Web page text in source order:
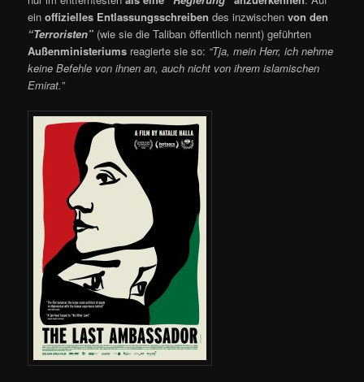
einoffizielles Entlassungsschreiben des inzwischen von den
“Terroristen” (wie sie die Taliban öffentlich nennt) geführten
Außenministeriums reagierte sie so: “Tja, mein Herr, ich nehme
keine Befehle von ihnen an, auch nicht von ihrem islamischen
Emirat.”